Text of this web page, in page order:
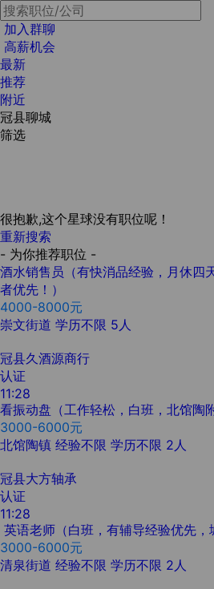
加入群聊
高薪机会
最新
推荐
附近
冠县聊城
筛选
很抱歉,这个星球没有职位呢！
重新搜索
- 为你推荐职位 -
酒水销售员（有快消品经验，月休四
者优先！）
4000-8000元
崇文街道 学历不限 5人
冠县久酒源商行
认证
11:28
看振动盘（工作轻松，白班，北馆陶附
3000-6000元
北馆陶镇 经验不限 学历不限 2人
冠县大方轴承
认证
11:28
英语老师（白班，有辅导经验优先，
3000-6000元
清泉街道 经验不限 学历不限 2人